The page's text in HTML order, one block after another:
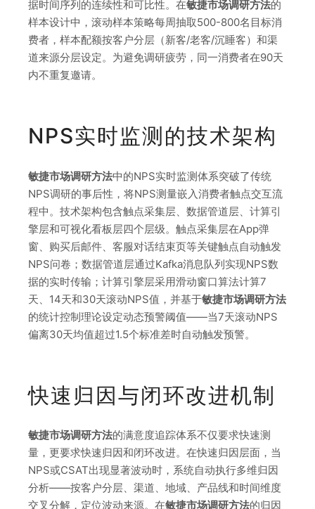
据时间序列的连续性和可比性。在敏捷市场调研方法的
样本设计中，滚动样本策略每周抽取500-800名目标消
费者，样本配额按客户分层（新客/老客/沉睡客）和渠
道来源分层设定。为避免调研疲劳，同一消费者在90天
内不重复邀请。
NPS实时监测的技术架构
敏捷市场调研方法中的NPS实时监测体系突破了传统
NPS调研的事后性，将NPS测量嵌入消费者触点交互流
程中。技术架构包含触点采集层、数据管道层、计算引
擎层和可视化看板层四个层级。触点采集层在App弹
窗、购买后邮件、客服对话结束页等关键触点自动触发
NPS问卷；数据管道层通过Kafka消息队列实现NPS数
据的实时传输；计算引擎层采用滑动窗口算法计算7
天、14天和30天滚动NPS值，并基于敏捷市场调研方法
的统计控制理论设定动态预警阈值——当7天滚动NPS
偏离30天均值超过1.5个标准差时自动触发预警。
快速归因与闭环改进机制
敏捷市场调研方法的满意度追踪体系不仅要求快速测
量，更要求快速归因和闭环改进。在快速归因层面，当
NPS或CSAT出现显著波动时，系统自动执行多维归因
分析——按客户分层、渠道、地域、产品线和时间维度
交叉分解，定位波动来源。在敏捷市场调研方法的归因